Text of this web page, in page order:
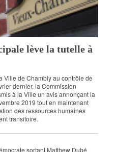
lève la tutelle à
Ville de Chambly au contrôle de
dernier, la Commission
à la Ville un avis annonçant la
2019 tout en maintenant
des ressources humaines
transitoire.
sortant Matthew Dubé